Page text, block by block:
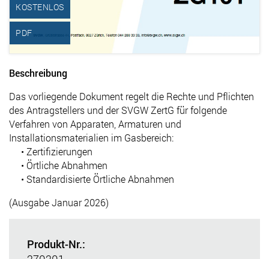
KOSTENLOS
PDF
Beschreibung
Das vorliegende Dokument regelt die Rechte und Pflichten
des Antragstellers und der SVGW ZertG für folgende
Verfahren von Apparaten, Armaturen und
Installationsmaterialien im Gasbereich:
• Zertifizierungen
• Örtliche Abnahmen
• Standardisierte Örtliche Abnahmen
(Ausgabe Januar 2026)
Produkt-Nr.: